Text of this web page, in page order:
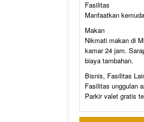
Fasilitas
Manfaatkan
Makan
Nikmati makan di
kamar 24 jam.
biaya tambahan.
Bisnis, Fasilitas
Fasilitas unggulan
Parkir valet gratis